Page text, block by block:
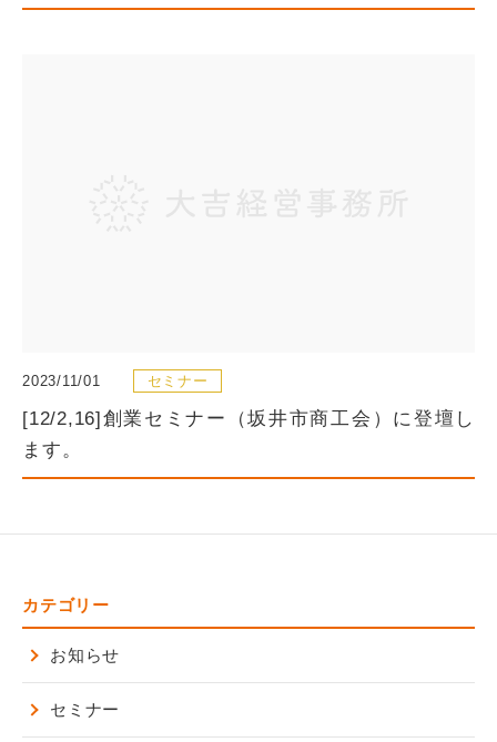
2023/11/01 セミナー
[12/2,16]創業セミナー（坂井市商工会）に登壇し
ます。
カテゴリー
お知らせ
セミナー